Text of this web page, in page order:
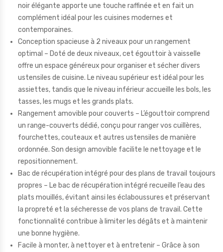
noir élégante apporte une touche raffinée et en fait un
complément idéal pour les cuisines modernes et
contemporaines.
Conception spacieuse à 2 niveaux pour un rangement
optimal – Doté de deux niveaux, cet égouttoir à vaisselle
offre un espace généreux pour organiser et sécher divers
ustensiles de cuisine. Le niveau supérieur est idéal pour les
assiettes, tandis que le niveau inférieur accueille les bols, les
tasses, les mugs et les grands plats.
Rangement amovible pour couverts – L’égouttoir comprend
un range-couverts dédié, conçu pour ranger vos cuillères,
fourchettes, couteaux et autres ustensiles de manière
ordonnée. Son design amovible facilite le nettoyage et le
repositionnement.
Bac de récupération intégré pour des plans de travail toujours
propres – Le bac de récupération intégré recueille l’eau des
plats mouillés, évitant ainsi les éclaboussures et préservant
la propreté et la sécheresse de vos plans de travail. Cette
fonctionnalité contribue à limiter les dégâts et à maintenir
une bonne hygiène.
Facile à monter, à nettoyer et à entretenir – Grâce à son